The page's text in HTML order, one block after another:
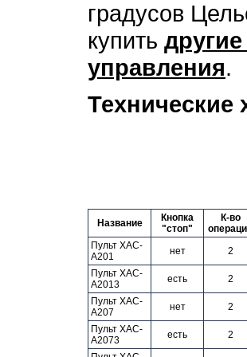
градусов
купить
управления.
Технические
Название
Кнопка
"стоп"
К-во
Пульт XAC-
A201
нет
2
Пульт XAC-
A2013
есть
2
Пульт ХАС-
А207
нет
2
Пульт XAC-
A2073
есть
2